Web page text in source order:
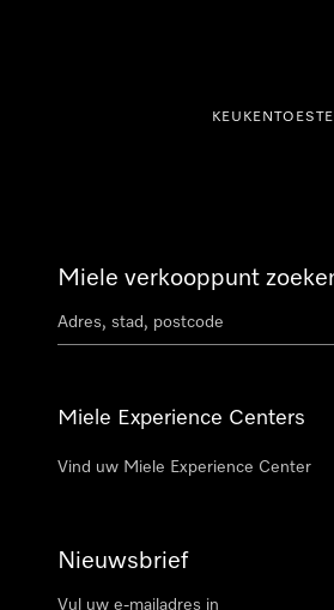
Miele verkooppunt
Miele Experience Centers
Vind uw Miele Experience Center
Nieuwsbrief